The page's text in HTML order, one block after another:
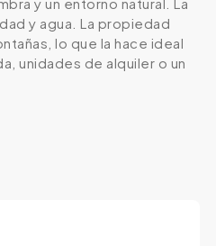
y agua. La propiedad
lo que la hace ideal
unidades de alquiler o un